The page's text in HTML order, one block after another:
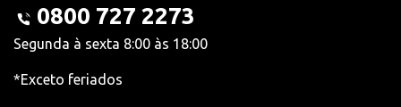
0800 727 2273
Segunda à sexta 8:00 às 18:00
*Exceto feriados